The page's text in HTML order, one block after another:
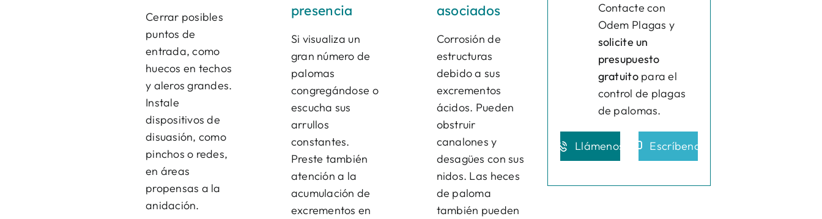
Cerrar posibles
puntos de
entrada, como
huecos en techos
y aleros grandes.
Instale
dispositivos de
disuasión, como
pinchos o redes,
en áreas
propensas a la
anidación.
presencia
Si visualiza un
gran número de
palomas
congregándose o
escucha sus
arrullos
constantes.
Preste también
atención a la
acumulación de
excrementos en
asociados
Corrosión de
estructuras
debido a sus
excrementos
ácidos. Pueden
obstruir
canalones y
desagües con sus
nidos. Las heces
de paloma
también pueden
Contacte con
Odem Plagas y
solicite un
presupuesto
gratuitopara el
control de plagas
de palomas.
Llámenos Escríbenos